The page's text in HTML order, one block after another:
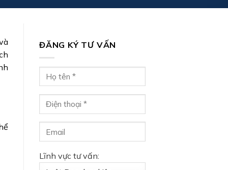
ĐĂNG KÝ TƯ VẤN
Lĩnh vực tư vấn: